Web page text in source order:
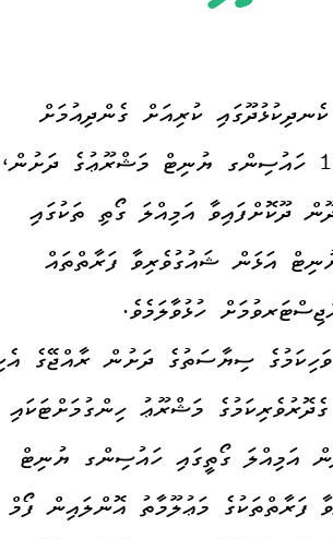
ކުރިއަށް ގެންދިއުމަށް
ހަމަޖެހިފައިވާ 100 ހައުސިންގ ޔުނިޓް މަޝްރޫޢުގެ ދަށުން،
ދޫކޮށްފައިވާ އަމިއްލަ ގޯތި ތަކުގައި
އަޅަން ޝައުގުވެރިވާ ފަރާތްތައް
ހުޅުވާލަމެވެ.
ސިޔާސަތުގެ ދަށުން ރާއްޖޭގެ
މަޝްރޫޢު ހިންގުމަށްޓަކައި
އަމިއްލަ ގޯތީގައި ހައުސިންގ ޔުނިޓް
ފަރާތްތަކުގެ މަޢުލޫމާތު އޮންލައިން ފޯމް